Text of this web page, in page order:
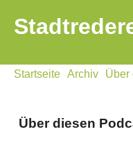
Startseite Archiv Über
Über diesen